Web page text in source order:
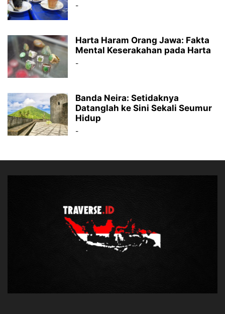
-
Harta Haram Orang Jawa: Fakta
Mental Keserakahan pada Harta
-
Banda Neira: Setidaknya
Datanglah ke Sini Sekali Seumur
Hidup
-